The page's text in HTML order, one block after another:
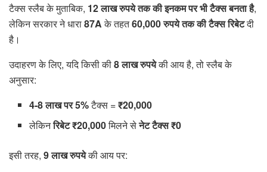
टैक्स स्लैब के मुताबिक, 12 लाख रुपये तक की इनकम पर भी टैक्स बनता है,
लेकिन सरकार ने धारा87Aके तहत60,000 रुपये तक की टैक्स रिबेटदी
है।
उदाहरण के लिए, यदि किसी की8 लाख रुपयेकी आय है, तो स्लैब के
अनुसार:
4-8 लाख पर 5%टैक्स =₹20,000
लेकिनरिबेट ₹20,000मिलने सेनेट टैक्स ₹0
इसी तरह, 9 लाख रुपयेकी आय पर: